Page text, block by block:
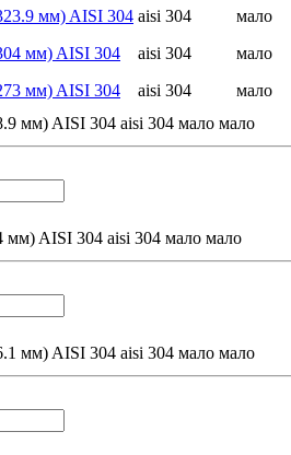
мм) AISI 304 aisi 304 мало
мм) AISI 304
aisi 304 мало
мм) AISI 304
aisi 304 мало
мм) AISI 304 aisi 304 мало мало
мм) AISI 304 aisi 304 мало мало
мм) AISI 304 aisi 304 мало мало